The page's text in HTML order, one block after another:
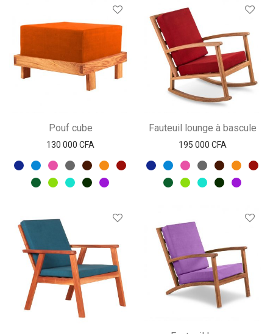
Pouf cube
130 000 CFA
Fauteuil lounge à bascule
195 000 CFA